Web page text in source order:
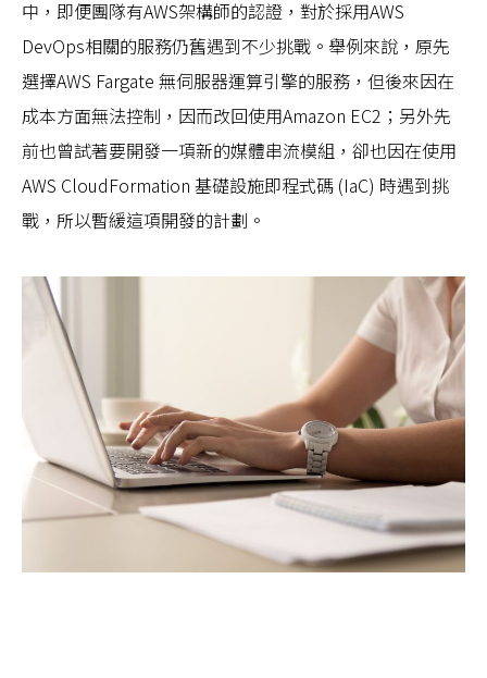
中，即便團隊有AWS架構師的認證，對於採用AWS
DevOps相關的服務仍舊遇到不少挑戰。舉例來說，原先
選擇AWS Fargate 無伺服器運算引擎的服務，但後來因在
成本方面無法控制，因而改回使用Amazon EC2；另外先
前也曾試著要開發一項新的媒體串流模組，卻也因在使用
AWS CloudFormation 基礎設施即程式碼 (IaC) 時遇到挑
戰，所以暫緩這項開發的計劃。